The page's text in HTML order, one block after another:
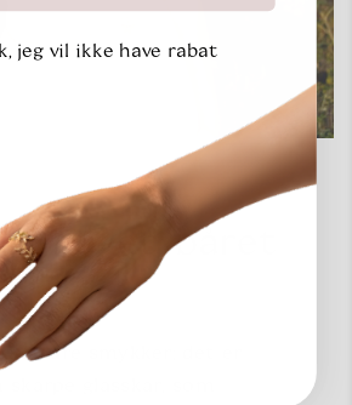
af havet, båret
bare smykker; det er
jeg vil ikke have rabat